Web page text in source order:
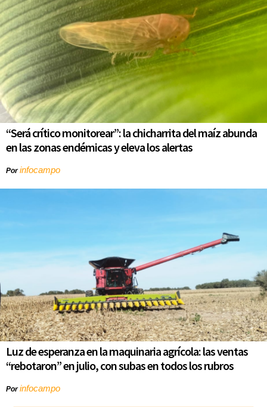
“Será crítico monitorear”: la chicharrita del maíz abunda
en las zonas endémicas y eleva los alertas
Porinfocampo
Luz de esperanza en la maquinaria agrícola: las ventas
“rebotaron” en julio, con subas en todos los rubros
Porinfocampo